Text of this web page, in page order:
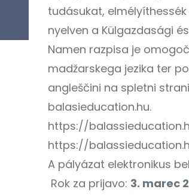
tudásukat,
nyelven a Külgazdasági
Namen razpisa je
madžarskega jezika ter
angleščini na spletni
balasieducation.hu.
https://
https://
A pályázat elektronikus
Rok za prijavo: 3. marec